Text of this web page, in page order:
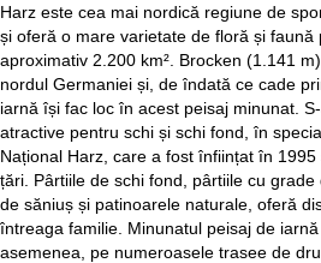
Harz este cea mai nordică regiune de
și oferă o mare varietate de floră și faună
aproximativ 2.200 km². Brocken (1.141
nordul Germaniei și, de îndată ce cade
iarnă își fac loc în acest peisaj minunat.
atractive pentru schi și schi fond, în
Național Harz, care a fost înființat în
țări. Pârtiile de schi fond, pârtiile cu
de săniuș și patinoarele naturale, oferă
întreaga familie. Minunatul peisaj de
asemenea, pe numeroasele trasee de